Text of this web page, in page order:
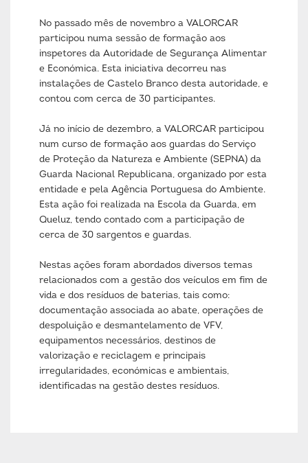
No passado mês de novembro a VALORCAR
participou numa sessão de formação aos
inspetores da Autoridade de Segurança Alimentar
e Económica. Esta iniciativa decorreu nas
instalações de Castelo Branco desta autoridade, e
contou com cerca de 30 participantes.
Já no início de dezembro, a VALORCAR participou
num curso de formação aos guardas do Serviço
de Proteção da Natureza e Ambiente (SEPNA) da
Guarda Nacional Republicana, organizado por esta
entidade e pela Agência Portuguesa do Ambiente.
Esta ação foi realizada na Escola da Guarda, em
Queluz, tendo contado com a participação de
cerca de 30 sargentos e guardas.
Nestas ações foram abordados diversos temas
relacionados com a gestão dos veículos em fim de
vida e dos resíduos de baterias, tais como:
documentação associada ao abate, operações de
despoluição e desmantelamento de VFV,
equipamentos necessários, destinos de
valorização e reciclagem e principais
irregularidades, económicas e ambientais,
identificadas na gestão destes resíduos.